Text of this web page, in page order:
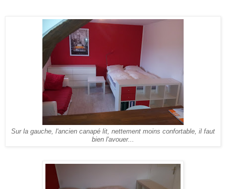
Sur la gauche, l'ancien canapé lit, nettement moins confortable, il faut
bien l'avouer...